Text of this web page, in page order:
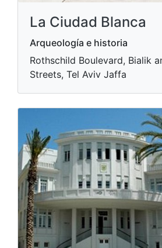
La Ciudad Blanca
Arqueología e historia
Rothschild Boulevard, Bialik
Streets, Tel Aviv Jaffa